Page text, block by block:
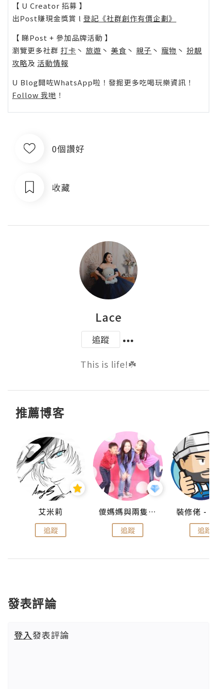
【 U Creator 招募 】
出Post賺現金獎賞 l 登記《社群創作有價企劃》
【 睇Post + 參加品牌活動 】
瀏覽更多社群 打卡 丶 旅遊 丶 美食 丶 親子 丶 寵物 丶 扮靚
攻略及 活動情報
U Blog開咗WhatsApp啦！發掘更多吃喝玩樂資訊！
Follow 我哋 ！
0個讚好
收藏
Lace
追蹤
This is life!☘️
推薦博客
艾米莉
追蹤
儍媽媽與兩隻小魔怪之家
追蹤 追蹤
發表評論
登入發表評論